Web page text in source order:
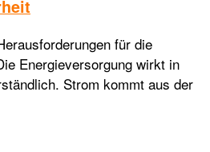
für die
Energieversorgung wirkt in
Strom kommt aus der